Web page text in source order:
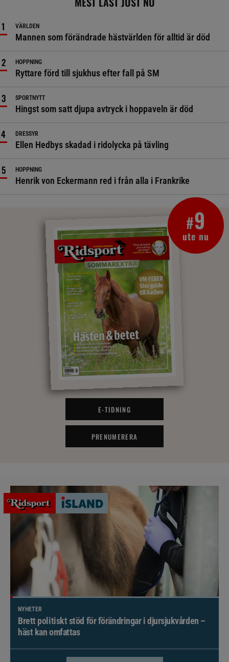
VÄRLDEN
Mannen som förändrade hästvärlden för alltid är död
HOPPNING
Ryttare förd till sjukhus efter fall på SM
SPORTNYTT
Hingst som satt djupa avtryck i hoppaveln är död
DRESSYR
Ellen Hedbys skadad i ridolycka på tävling
HOPPNING
Henrik von Eckermann red i från alla i Frankrike
#9
ute nu
E-TIDNING
PRENUMERERA
NYHETER
Brett politiskt stöd för förändringar i djursjukvården –
häst kan omfattas